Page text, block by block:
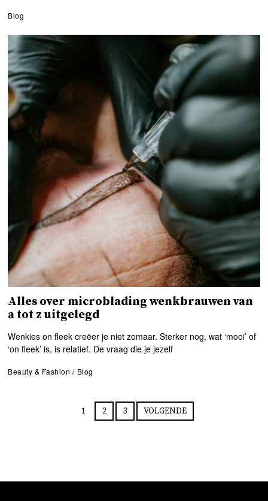
Blog
Alles over microblading wenkbrauwen van
a tot z uitgelegd
Wenkies on fleek creëer je niet zomaar. Sterker nog, wat ‘mooi’ of
‘on fleek’ is, is relatief. De vraag die je jezelf
Beauty & Fashion / Blog
1 2 3 VOLGENDE